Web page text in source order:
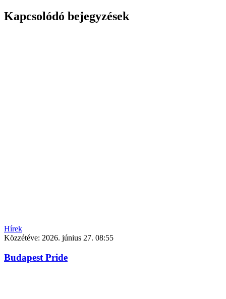
Kapcsolódó bejegyzések
Hírek
Közzétéve: 2026. június 27. 08:55
Budapest Pride